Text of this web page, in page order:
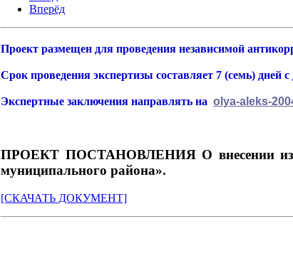
Вперёд
Проект размещен для проведения независимой
Срок проведения экспертизы составляет 7 (семь) дней
Экспертные заключения направлять на olya-aleks-
ПРОЕКТ ПОСТАНОВЛЕНИЯ О внесении
муниципального района».
[СКАЧАТЬ ДОКУМЕНТ]